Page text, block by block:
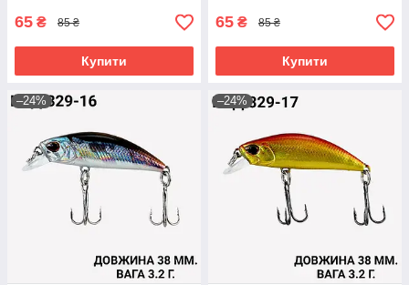
65 ₴ 85 ₴
Купити
65 ₴ 85 ₴
Купити
–24% –24%